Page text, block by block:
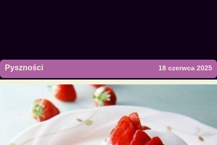
Pyszności 18 czerwca 2025